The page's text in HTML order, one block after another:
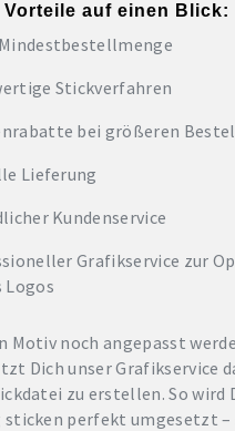
Vorteile auf einen Blick:
Stickverfahren
bei größeren
Lieferung
Kundenservice
Grafikservice zur
Logos
Motiv noch angepasst
Dich unser Grafikservice
zu erstellen. So wird
sticken perfekt umgesetzt –